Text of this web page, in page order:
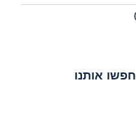
חפשו אותנו